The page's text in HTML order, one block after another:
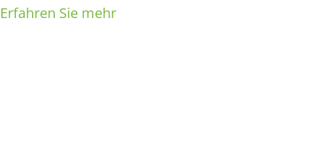
Erfahren Sie mehr